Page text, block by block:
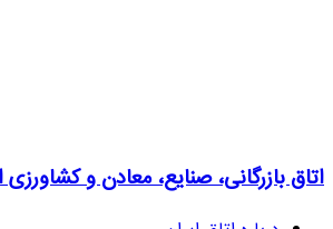
اتاق بازرگانی، صنایع، معادن و کشاورزی